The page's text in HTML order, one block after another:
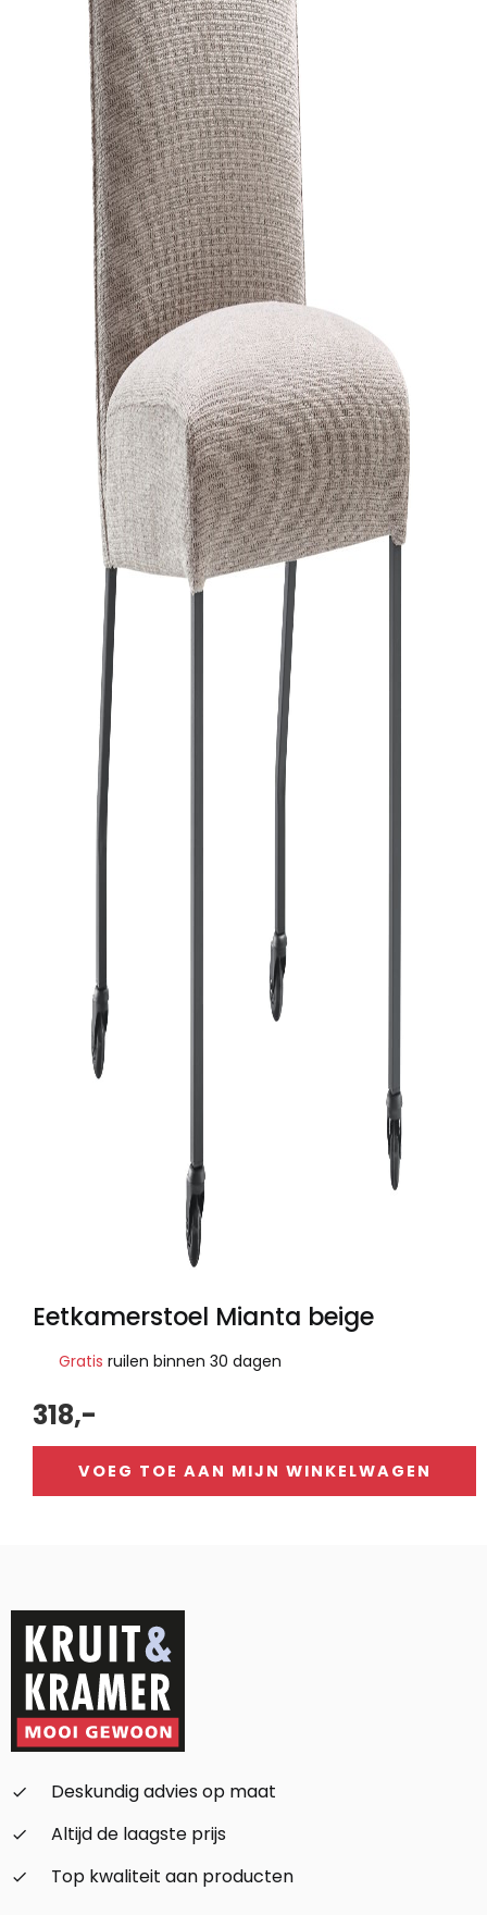
Eetkamerstoel Mianta beige
Gratis ruilen binnen 30 dagen
318,-
VOEG TOE AAN MIJN WINKELWAGEN
check_small
Deskundig advies op maat
check_small
Altijd de laagste prijs
check_small
Top kwaliteit aan producten